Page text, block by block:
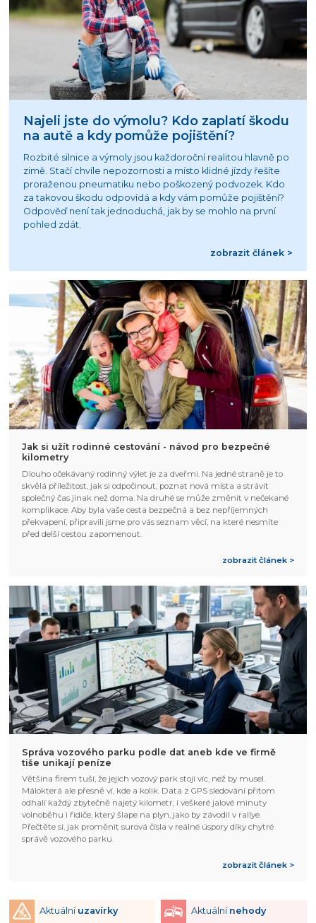
Najeli jste do výmolu? Kdo zaplatí škodu
na autě a kdy pomůže pojištění?
Rozbité silnice a výmoly jsou každoroční realitou hlavně po
zimě. Stačí chvíle nepozornosti a místo klidné jízdy řešíte
proraženou pneumatiku nebo poškozený podvozek. Kdo
za takovou škodu odpovídá a kdy vám pomůže pojištění?
Odpověď není tak jednoduchá, jak by se mohlo na první
pohled zdát.
zobrazit článek >
Jak si užít rodinné cestování - návod pro bezpečné
kilometry
Dlouho očekávaný rodinný výlet je za dveřmi. Na jedné straně je to
skvělá příležitost, jak si odpočinout, poznat nová místa a strávit
společný čas jinak než doma. Na druhé se může změnit v nečekané
komplikace. Aby byla vaše cesta bezpečná a bez nepříjemných
překvapení, připravili jsme pro vás seznam věcí, na které nesmíte
před delší cestou zapomenout.
zobrazit článek >
Správa vozového parku podle dat aneb kde ve firmě
tiše unikají peníze
Většina firem tuší, že jejich vozový park stojí víc, než by musel.
Málokterá ale přesně ví, kde a kolik. Data z GPS sledování přitom
odhalí každý zbytečně najetý kilometr, i veškeré jalové minuty
volnoběhu i řidiče, který šlape na plyn, jako by závodil v rallye.
Přečtěte si, jak proměnit surová čísla v reálné úspory díky chytré
správě vozového parku.
zobrazit článek >
Aktuální uzavírky Aktuální nehody